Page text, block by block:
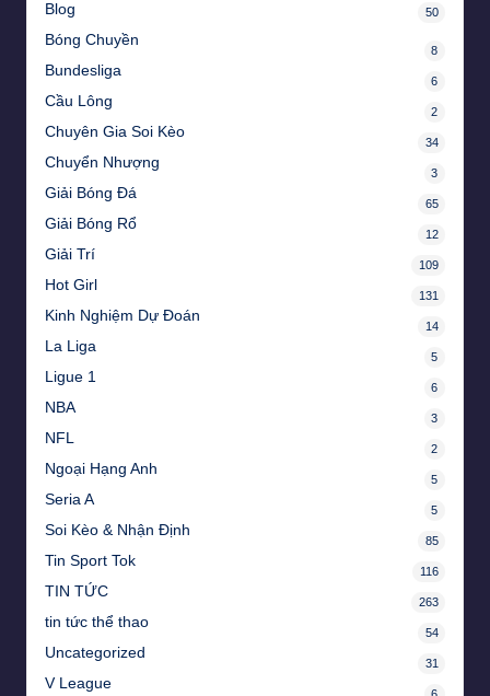
Blog 50
Bóng Chuyền
8
Bundesliga
6
Cầu Lông
2
Chuyên Gia Soi Kèo
34
Chuyển Nhượng
3
Giải Bóng Đá
65
Giải Bóng Rổ
12
Giải Trí
109
Hot Girl
131
Kinh Nghiệm Dự Đoán
14
La Liga
5
Ligue 1
6
NBA
3
NFL
2
Ngoại Hạng Anh
5
Seria A
5
Soi Kèo & Nhận Định
85
Tin Sport Tok
116
TIN TỨC
263
tin tức thể thao
54
Uncategorized
31
V League